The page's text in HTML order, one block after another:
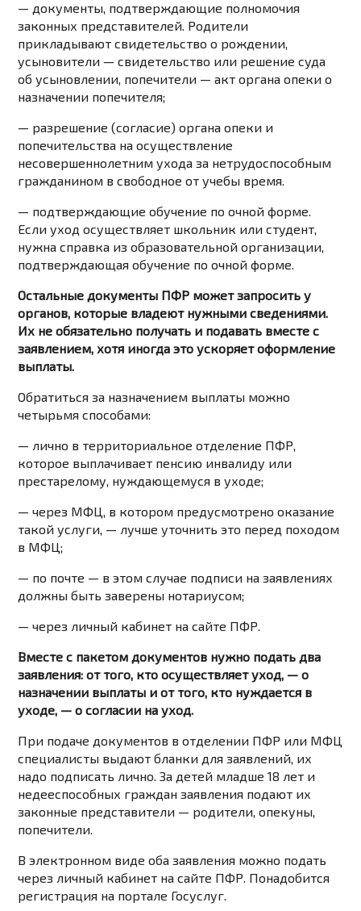
— документы, подтверждающие полномочия
законных представителей. Родители
прикладывают свидетельство о рождении,
усыновители — свидетельство или решение суда
об усыновлении, попечители — акт органа опеки о
назначении попечителя;
— разрешение (согласие) органа опеки и
попечительства на осуществление
несовершеннолетним ухода за нетрудоспособным
гражданином в свободное от учебы время.
— подтверждающие обучение по очной форме.
Если уход осуществляет школьник или студент,
нужна справка из образовательной организации,
подтверждающая обучение по очной форме.
Остальные документы ПФР может запросить у
органов, которые владеют нужными сведениями.
Их не обязательно получать и подавать вместе с
заявлением, хотя иногда это ускоряет оформление
выплаты.
Обратиться за назначением выплаты можно
четырьмя способами:
— лично в территориальное отделение ПФР,
которое выплачивает пенсию инвалиду или
престарелому, нуждающемуся в уходе;
— через МФЦ, в котором предусмотрено оказание
такой услуги, — лучше уточнить это перед походом
в МФЦ;
— по почте — в этом случае подписи на заявлениях
должны быть заверены нотариусом;
— через личный кабинет на сайте ПФР.
Вместе с пакетом документов нужно подать два
заявления: от того, кто осуществляет уход, — о
назначении выплаты и от того, кто нуждается в
уходе, — о согласии на уход.
При подаче документов в отделении ПФР или МФЦ
специалисты выдают бланки для заявлений, их
надо подписать лично. За детей младше 18 лет и
недееспособных граждан заявления подают их
законные представители — родители, опекуны,
попечители.
В электронном виде оба заявления можно подать
через личный кабинет на сайте ПФР. Понадобится
регистрация на портале Госуслуг.